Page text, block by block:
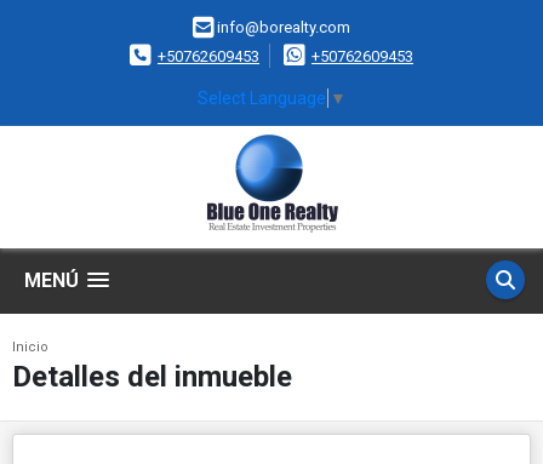
info@borealty.com
+50762609453
+50762609453
Select Language ▼
MENÚ
Inicio
Detalles del inmueble